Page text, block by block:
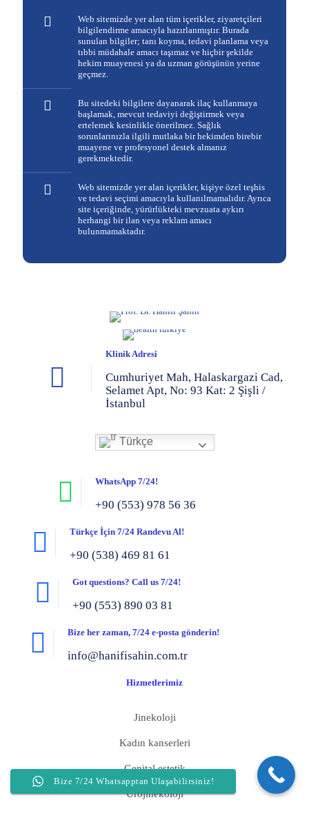
Web sitemizde yer alan tüm içerikler, ziyaretçileri
bilgilendirme amacıyla hazırlanmıştır. Burada
sunulan bilgiler; tanı koyma, tedavi planlama veya
tıbbi müdahale amacı taşımaz ve hiçbir şekilde
hekim muayenesi ya da uzman görüşünün yerine
geçmez.
Bu sitedeki bilgilere dayanarak ilaç kullanmaya
başlamak, mevcut tedaviyi değiştirmek veya
ertelemek kesinlikle önerilmez. Sağlık
sorunlarınızla ilgili mutlaka bir hekimden birebir
muayene ve profesyonel destek almanız
gerekmektedir.
Web sitemizde yer alan içerikler, kişiye özel teşhis
ve tedavi seçimi amacıyla kullanılmamalıdır. Ayrıca
site içeriğinde, yürürlükteki mevzuata aykırı
herhangi bir ilan veya reklam amacı
bulunmamaktadır.
Klinik Adresi
Cumhuriyet Mah, Halaskargazi Cad,
Selamet Apt, No: 93 Kat: 2 Şişli /
İstanbul
Türkçe
WhatsApp 7/24!
+90 (553) 978 56 36
Türkçe İçin 7/24 Randevu Al!
+90 (538) 469 81 61
Got questions? Call us 7/24!
+90 (553) 890 03 81
Bize her zaman, 7/24 e-posta gönderin!
info@hanifisahin.com.tr
Hizmetlerimiz
Jinekoloji
Kadın kanserleri
Genital estetik
Ürojinekoloji
Bize 7/24 Whatsapptan Ulaşabilirsiniz!